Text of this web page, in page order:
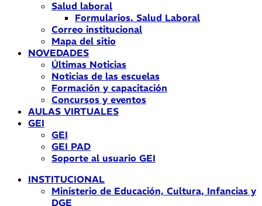
Salud laboral
Formularios. Salud Laboral
Correo institucional
Mapa del sitio
NOVEDADES
Últimas Noticias
Noticias de las escuelas
Formación y capacitación
Concursos y eventos
AULAS VIRTUALES
GEI
GEI
GEI PAD
Soporte al usuario GEI
INSTITUCIONAL
Ministerio de Educación, Cultura, Infancias y
DGE